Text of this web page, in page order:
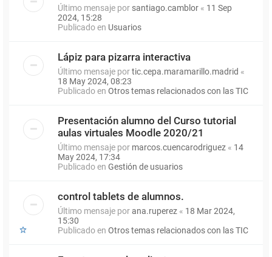
Último mensaje por santiago.camblor « 11 Sep
2024, 15:28
Publicado en Usuarios
Lápiz para pizarra interactiva
Último mensaje portic.cepa.maramarillo.madrid «
18 May 2024, 08:23
Publicado en Otros temas relacionados con las TIC
Presentación alumno del Curso tutorial
aulas virtuales Moodle 2020/21
Último mensaje por marcos.cuencarodriguez « 14
May 2024, 17:34
Publicado en Gestión de usuarios
control tablets de alumnos.
Último mensaje porana.ruperez « 18 Mar 2024,
15:30
Publicado en Otros temas relacionados con las TIC